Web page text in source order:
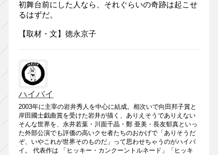
初舞台前にした人なら、それぐらいの奇跡は起こせ
るはずだ。
【取材・文】徳永京子
ハイバイ
2003年に主宰の岩井秀人を中心に結成。相次いで向田邦子賞と
岸田國士戯曲賞を受けた岩井が描く、ありえそうでありえない
そんな世界を、永井若葉・川面千晶・鄭 亜美・長友郁真といっ
た外部公演でも評価の高いクセ者たちのおかげで「ありそうだ
ぞ、いやこれが世界そのものだ」って思わせちゃうのがハイバ
イ。 代表作は 「ヒッキー・カンクーントルネード」「ヒッキ